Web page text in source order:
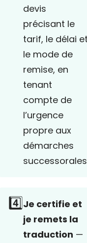
devis
précisant le
tarif, le délai
le mode de
remise, en
tenant
compte de
l’urgence
propre aux
démarches
4️⃣Je certifie et
je remets la
traduction —